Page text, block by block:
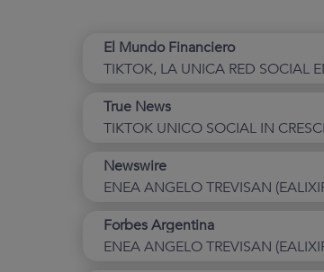
El Mundo Financiero
True News
TIKTOK UNICO SOCIAL IN
Newswire
ENEA ANGELO TREVISAN
Forbes Argentina
ENEA ANGELO TREVISAN